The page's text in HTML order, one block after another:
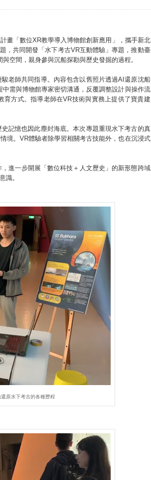
畫「數位XR教學導入博物館創新應用」，攜手新北
，共同開發「水下考古VR互動體驗」專題，推動臺
空間，親身參與沉船探勘與歷史發掘的過程。
老師共同指導。內容包含以舊照片透過AI還原沈船
需與博物館專家密切溝通，反覆調整設計與操作流
方式。指導老師在VR技術與實務上提供了寶貴建
記憶也因此塵封海底。本次專題重現水下考古的真
境。VR體驗者除學習相關考古技能外，也在沉浸式
進一步開展「數位科技＋人文歷史」的新形態跨域
識。
原水下考古的各種歷程